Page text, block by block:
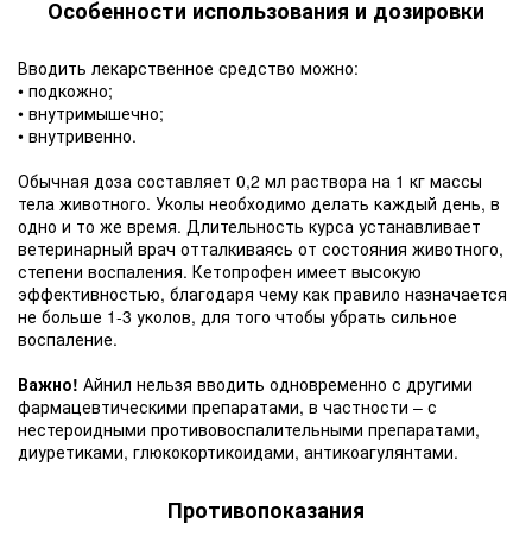
Особенности использования и дозировки
Вводить лекарственное средство можно:
• подкожно;
• внутримышечно;
• внутривенно.
Обычная доза составляет 0,2 мл раствора на 1 кг массы
тела животного. Уколы необходимо делать каждый день, в
одно и то же время. Длительность курса устанавливает
ветеринарный врач отталкиваясь от состояния животного,
степени воспаления. Кетопрофен имеет высокую
эффективностью, благодаря чему как правило назначается
не больше 1-3 уколов, для того чтобы убрать сильное
воспаление.
Важно! Айнил нельзя вводить одновременно с другими
фармацевтическими препаратами, в частности – с
нестероидными противовоспалительными препаратами,
диуретиками, глюкокортикоидами, антикоагулянтами.
Противопоказания